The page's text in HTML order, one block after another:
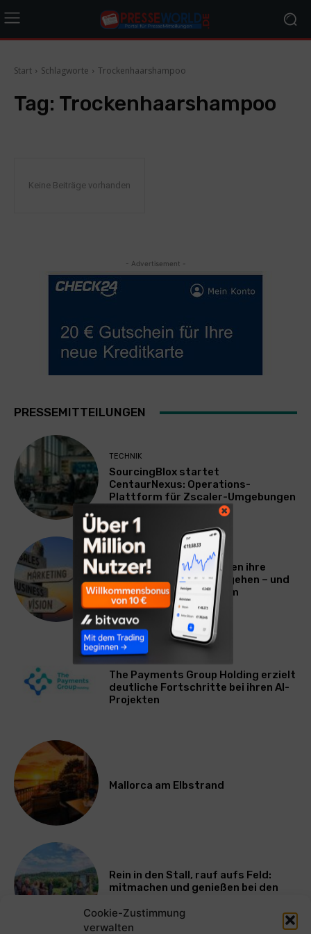
Cookie-Zustimmung
verwalten
Start Schlagworte Trockenhaarshampoo
Tag: Trockenhaarshampoo
Keine Beiträge vorhanden
- Advertisement -
PRESSEMITTEILUNGEN
TECHNIK
SourcingBlox startet
CentaurNexus: Operations-
Plattform für Zscaler-Umgebungen
WERBUNG & MARKETING
Warum viele Unternehmen ihre
Vermarktung falsch angehen – und
warum das ihr Wachstum
ausbremst
WIRTSCHAFT
The Payments Group Holding erzielt
deutliche Fortschritte bei ihren AI-
Projekten
Mallorca am Elbstrand
Rein in den Stall, rauf aufs Feld:
mitmachen und genießen bei den